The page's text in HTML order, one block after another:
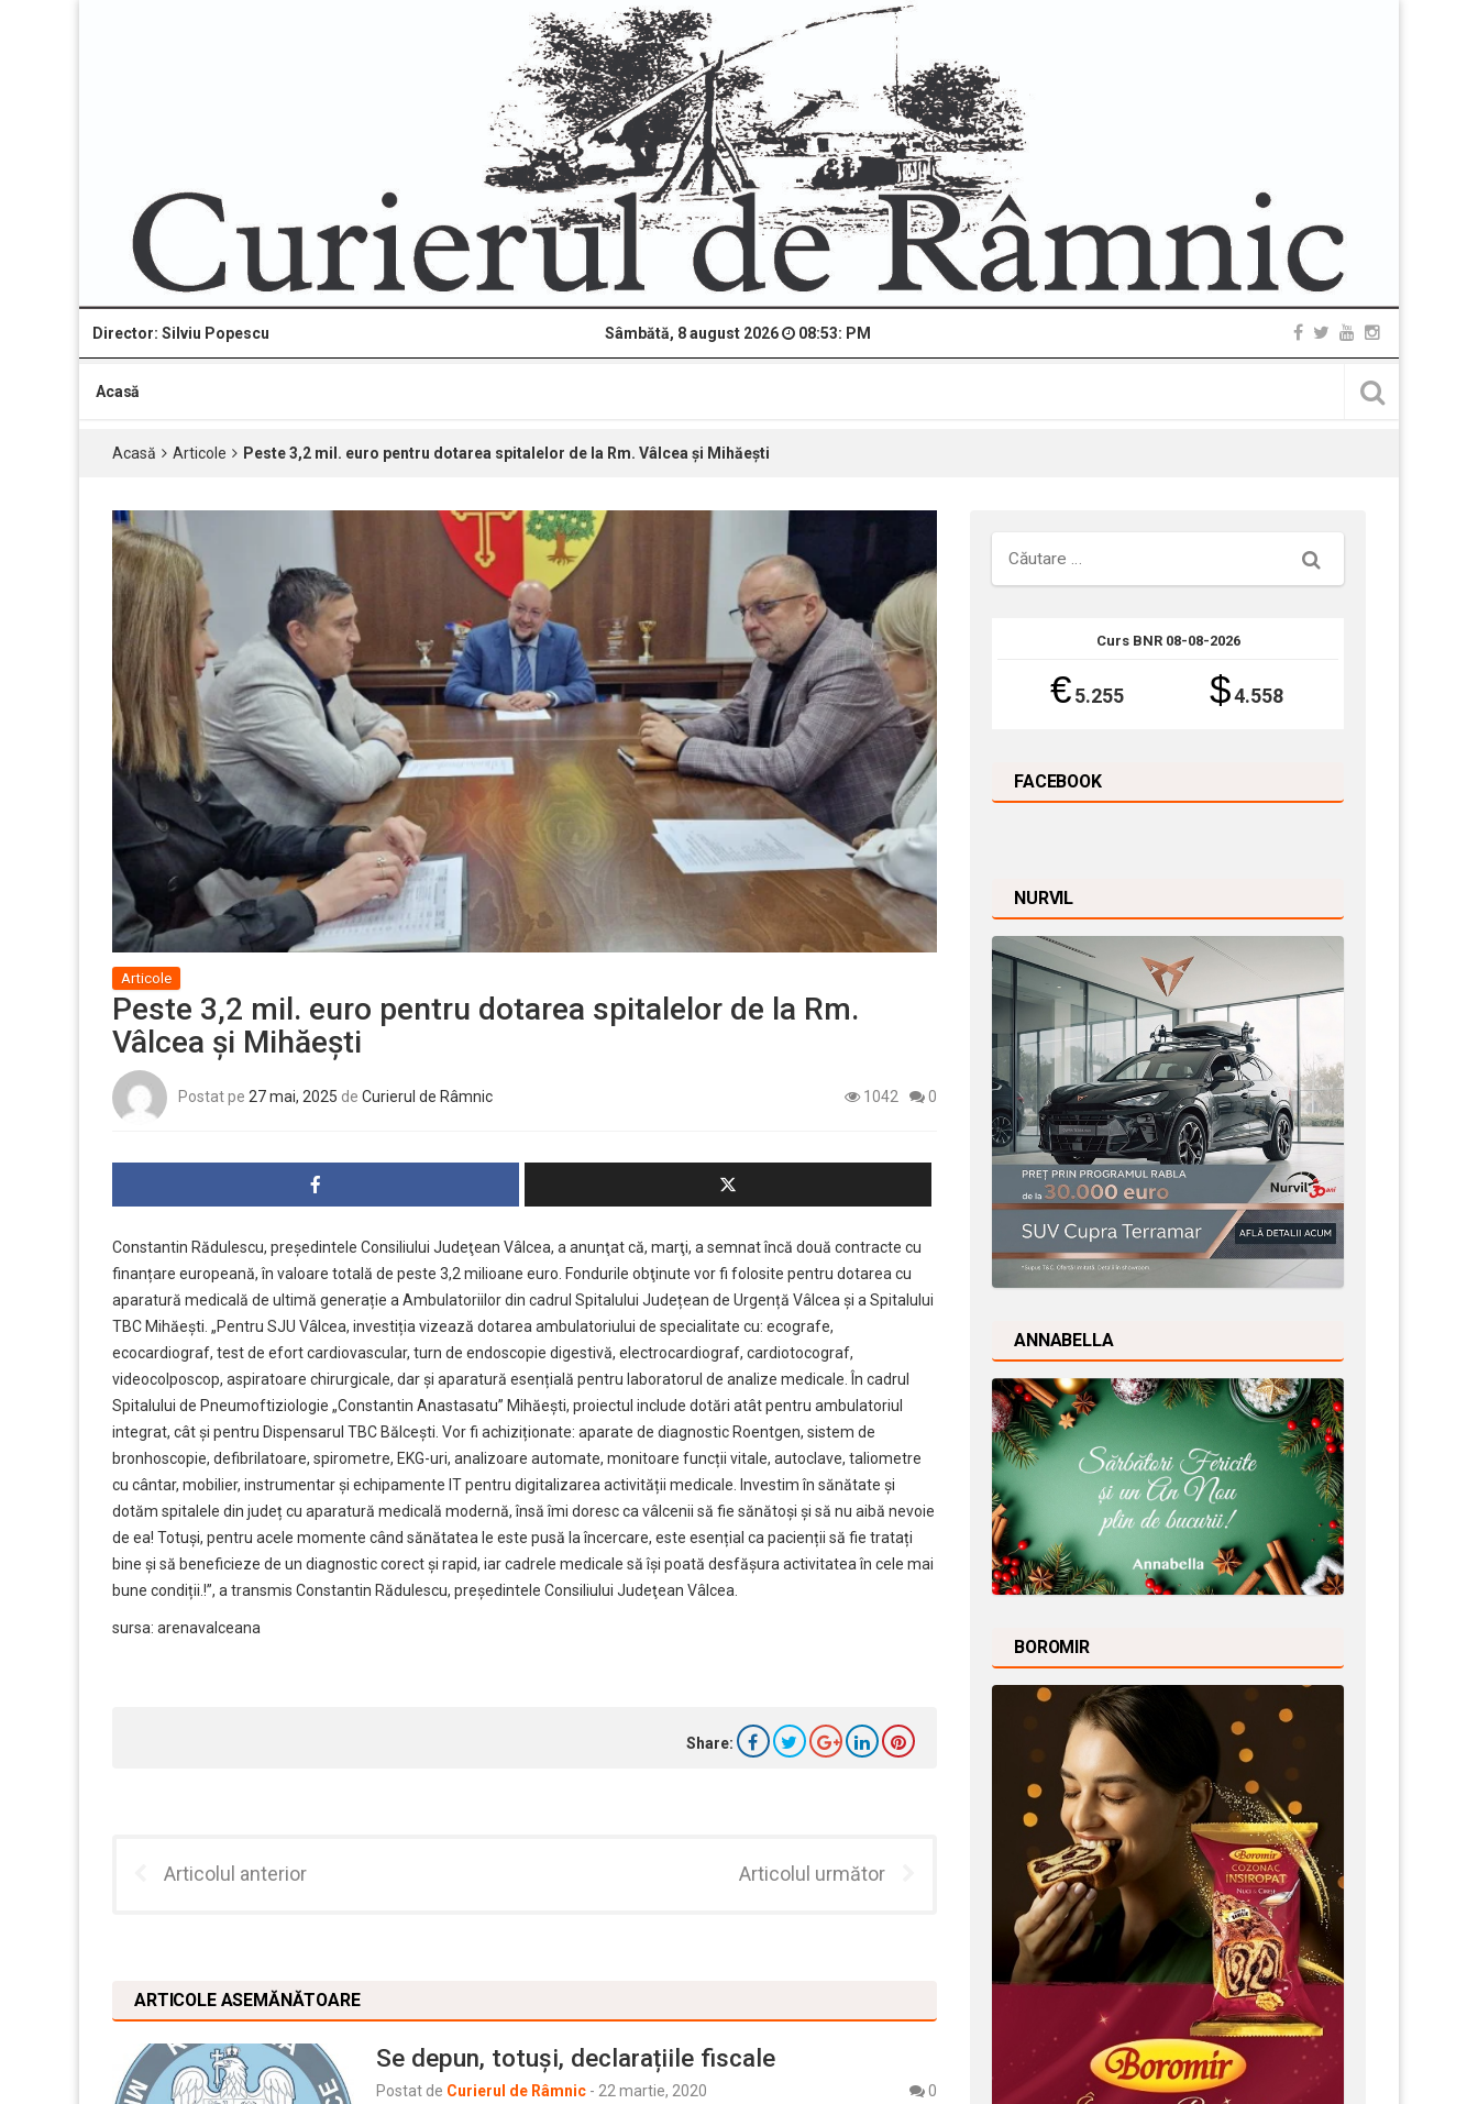
Director: Silviu Popescu Sâmbătă, 8 august 2026 08:53: PM
Acasă
Acasă Articole Peste 3,2 mil. euro pentru dotarea spitalelor de la Rm. Vâlcea şi Mihăești
Articole
Peste 3,2 mil. euro pentru dotarea spitalelor de la Rm.
Vâlcea şi Mihăești
Postat pe 27 mai, 2025 de Curierul de Râmnic 1042 0
Constantin Rădulescu, preşedintele Consiliului Judeţean Vâlcea, a anunţat că, marţi, a semnat încă două contracte cu
finanțare europeană, în valoare totală de peste 3,2 milioane euro. Fondurile obţinute vor fi folosite pentru dotarea cu
aparatură medicală de ultimă generație a Ambulatoriilor din cadrul Spitalului Județean de Urgență Vâlcea și a Spitalului
TBC Mihăești. „Pentru SJU Vâlcea, investiția vizează dotarea ambulatoriului de specialitate cu: ecografe,
ecocardiograf, test de efort cardiovascular, turn de endoscopie digestivă, electrocardiograf, cardiotocograf,
videocolposcop, aspiratoare chirurgicale, dar și aparatură esențială pentru laboratorul de analize medicale. În cadrul
Spitalului de Pneumoftiziologie „Constantin Anastasatu” Mihăești, proiectul include dotări atât pentru ambulatoriul
integrat, cât și pentru Dispensarul TBC Bălcești. Vor fi achiziționate: aparate de diagnostic Roentgen, sistem de
bronhoscopie, defibrilatoare, spirometre, EKG-uri, analizoare automate, monitoare funcții vitale, autoclave, taliometre
cu cântar, mobilier, instrumentar și echipamente IT pentru digitalizarea activității medicale. Investim în sănătate și
dotăm spitalele din județ cu aparatură medicală modernă, însă îmi doresc ca vâlcenii să fie sănătoși și să nu aibă nevoie
de ea! Totuși, pentru acele momente când sănătatea le este pusă la încercare, este esențial ca pacienții să fie tratați
bine și să beneficieze de un diagnostic corect și rapid, iar cadrele medicale să își poată desfășura activitatea în cele mai
bune condiții.!”, a transmis Constantin Rădulescu, preşedintele Consiliului Judeţean Vâlcea.
sursa: arenavalceana
Share:
Articolul anterior Articolul următor
ARTICOLE ASEMĂNĂTOARE
Se depun, totuși, declarațiile fiscale
Postat de Curierul de Râmnic - 22 martie, 2020
0
Căutare
Curs BNR 08-08-2026
€ 5.255 $4.558
FACEBOOK
NURVIL
ANNABELLA
BOROMIR